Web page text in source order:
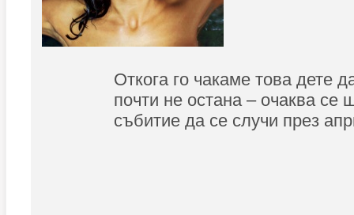
Откога го чакаме това дете
почти не остана – очаква се
събитие да се случи през